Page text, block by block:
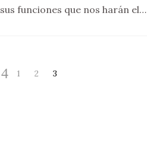
sus funciones que nos harán el…
1 2 3